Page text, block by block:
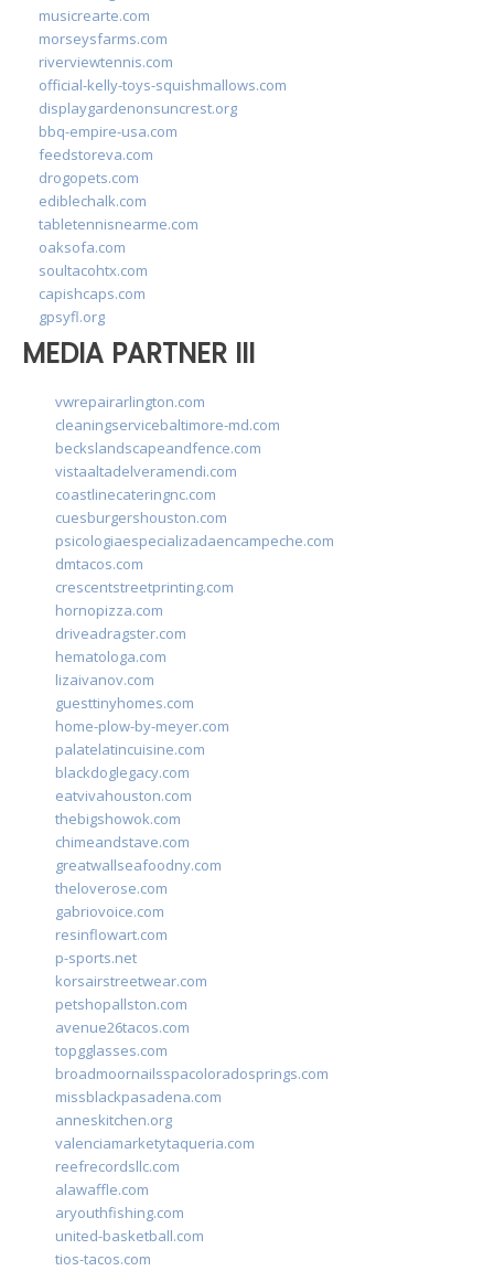
musicrearte.com
morseysfarms.com
riverviewtennis.com
official-kelly-toys-squishmallows.com
displaygardenonsuncrest.org
bbq-empire-usa.com
feedstoreva.com
drogopets.com
ediblechalk.com
tabletennisnearme.com
oaksofa.com
soultacohtx.com
capishcaps.com
gpsyfl.org
MEDIA PARTNER III
vwrepairarlington.com
cleaningservicebaltimore-md.com
beckslandscapeandfence.com
vistaaltadelveramendi.com
coastlinecateringnc.com
cuesburgershouston.com
psicologiaespecializadaencampeche.com
dmtacos.com
crescentstreetprinting.com
hornopizza.com
driveadragster.com
hematologa.com
lizaivanov.com
guesttinyhomes.com
home-plow-by-meyer.com
palatelatincuisine.com
blackdoglegacy.com
eatvivahouston.com
thebigshowok.com
chimeandstave.com
greatwallseafoodny.com
theloverose.com
gabriovoice.com
resinflowart.com
p-sports.net
korsairstreetwear.com
petshopallston.com
avenue26tacos.com
topgglasses.com
broadmoornailsspacoloradosprings.com
missblackpasadena.com
anneskitchen.org
valenciamarketytaqueria.com
reefrecordsllc.com
alawaffle.com
aryouthfishing.com
united-basketball.com
tios-tacos.com